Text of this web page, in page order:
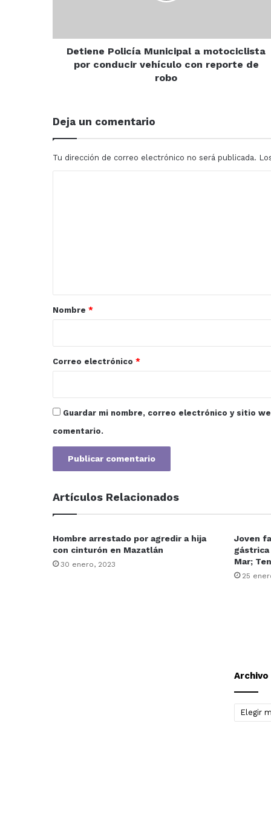
con
reporte
Detiene Policía Municipal a motociclista
por conducir vehículo con reporte de
robo
Deja un comentario
Tu dirección de correo electrónico no será publicada.
r
*
Nombre *
Correo electrónico *
Guardar mi nombre, correo electrónico y sitio
comentario.
Artículos Relacionados
Hombre arrestado por agredir a hija
con cinturón en Mazatlán
30 enero, 2023
Joven
gástrica
Mar;
25
Archivo
Archivo